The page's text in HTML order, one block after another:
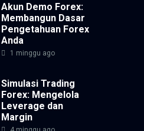
Akun Demo Forex:
Membangun Dasar
Pengetahuan Forex
Anda
1 minggu ago
Simulasi Trading
Forex: Mengelola
Leverage dan
Margin